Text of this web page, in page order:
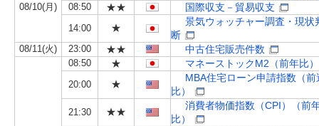
08/10(月) 08:50 ★★ 国際収支－貿易収支
14:00 ★
景気ウォッチャー調査・現状
断
08/11(火) 23:00 ★★ 中古住宅販売件数
08:50 ★ マネーストックM2（前年比）
20:00 ★
MBA住宅ローン申請指数（前
比）
21:30 ★★
消費者物価指数（CPI）（前
比）